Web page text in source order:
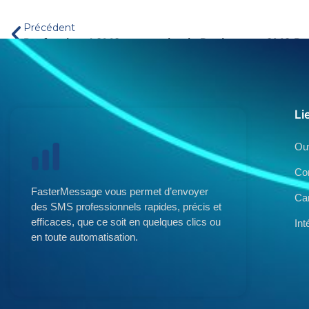
Précédent
Professional SMS messaging in Benin
FasterMessage vous permet d’envoyer
des SMS professionnels rapides, précis et
efficaces, que ce soit en quelques clics ou
en toute automatisation.